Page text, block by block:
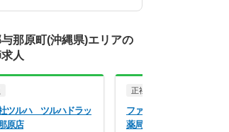
那原町(沖縄県)エリアの
人
ツルハ ツルハドラッ
原店
正社員
ファーマライズ株式会社
薬局 江口店